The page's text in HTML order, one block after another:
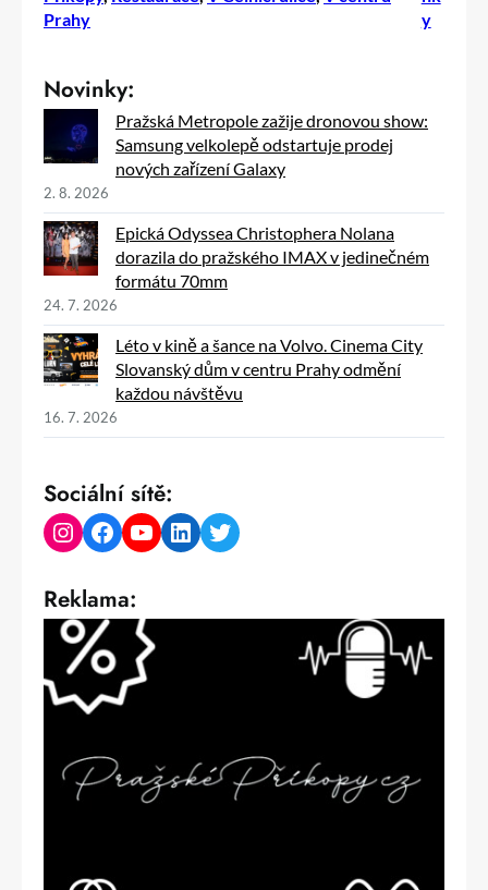
Prahy
y
Novinky:
Pražská Metropole zažije dronovou show:
Samsung velkolepě odstartuje prodej
nových zařízení Galaxy
2. 8. 2026
Epická Odyssea Christophera Nolana
dorazila do pražského IMAX v jedinečném
formátu 70mm
24. 7. 2026
Léto v kině a šance na Volvo. Cinema City
Slovanský dům v centru Prahy odmění
každou návštěvu
16. 7. 2026
Sociální sítě:
Instagram Facebook YouTube LinkedIn Twitter
Reklama: